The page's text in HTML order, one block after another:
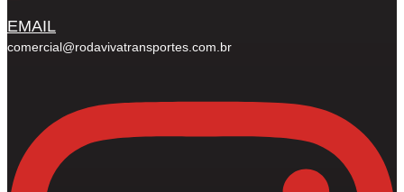
EMAIL
comercial@rodavivatransportes.com.br